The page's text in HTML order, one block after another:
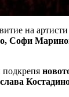
на
Софи
подкрепя